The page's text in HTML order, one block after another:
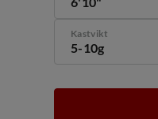
Kastvikt
5-10g